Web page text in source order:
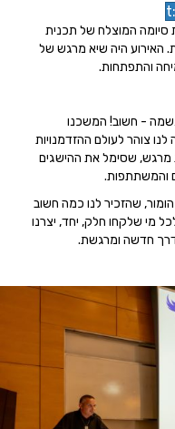
סיומה המוצלח של תכנית
האירוע היה שיא מרגש של
והתפתחות.
- חשוב! המשכנו
צוהר לעולם ההזדמנויות
מרגש, שסימל את ההישגים
והמשתתפות.
שהזכיר לנו כמה חשוב
מי שלקחו חלק, יחד, יצרנו
חדשה ומרגשת.